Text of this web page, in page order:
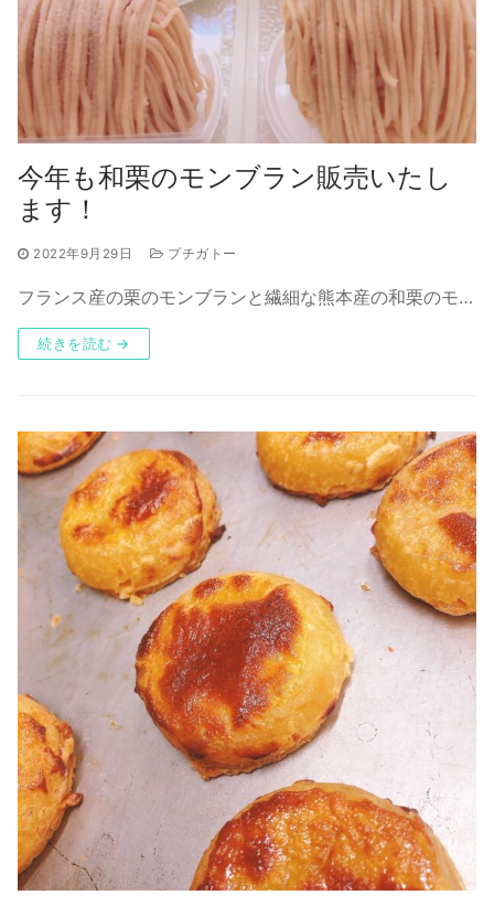
今年も和栗のモンブラン販売いたし
ます！
2022年9月29日 プチガトー
フランス産の栗のモンブランと繊細な熊本産の和栗のモ…
続きを読む →